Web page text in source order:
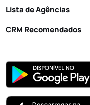
Lista de Agências
CRM Recomendados